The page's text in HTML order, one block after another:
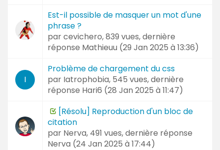
Est-il possible de masquer un mot d'une
phrase ?
parcevichero, 839 vues, dernière
réponse Mathieuu (29 Jan 2025 à 13:36)
I
Problème de chargement du css
par Iatrophobia, 545 vues, dernière
réponse Hari6 (28 Jan 2025 à 11:47)
[Résolu] Reproduction d'un bloc de
citation
par Nerva, 491 vues, dernière réponse
Nerva (24 Jan 2025 à 17:44)